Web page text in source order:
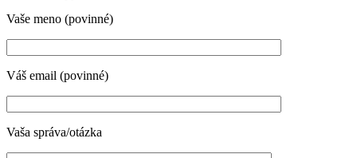
Vaše meno (povinné)
Váš email (povinné)
Vaša správa/otázka